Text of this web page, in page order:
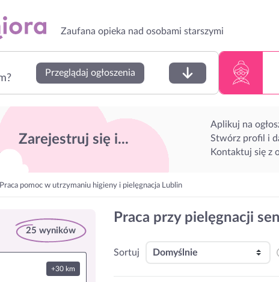
Zaufana opieka nad osobami starszymi
Przeglądaj ogłoszenia
Zarejestruj się i...
Aplikuj na
Stwórz profil i
Kontaktuj się z
Praca pomoc w utrzymaniu higieny i pielęgnacja Lublin
25 wyników
+30 km
Praca przy pielęgnacji
Sortuj